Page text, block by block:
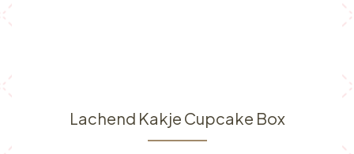
Lachend Kakje Cupcake Box